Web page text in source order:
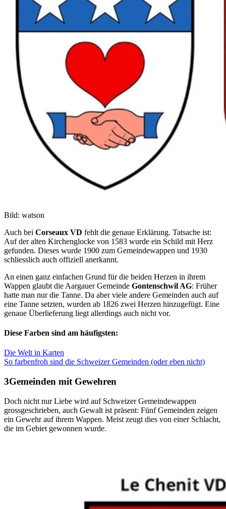
Bild: watson
Auch bei Corseaux VD fehlt die genaue Erklärung. Tatsache ist:
Auf der alten Kirchenglocke von 1583 wurde ein Schild mit Herz
gefunden. Dieses wurde 1900 zum Gemeindewappen und 1930
schliesslich auch offiziell anerkannt.
An einen ganz einfachen Grund für die beiden Herzen in ihrem
Wappen glaubt die Aargauer Gemeinde Gontenschwil AG: Früher
hatte man nur die Tanne. Da aber viele andere Gemeinden auch auf
eine Tanne setzten, wurden ab 1826 zwei Herzen hinzugefügt. Eine
genaue Überlieferung liegt allerdings auch nicht vor.
Diese Farben sind am häufigsten:
Die Welt in Karten
So farbenfroh sind die Schweizer Gemeinden (oder eben nicht)
Gemeinden mit Gewehren
Doch nicht nur Liebe wird auf Schweizer Gemeindewappen
grossgeschrieben, auch Gewalt ist präsent: Fünf Gemeinden zeigen
ein Gewehr auf ihrem Wappen. Meist zeugt dies von einer Schlacht,
die im Gebiet gewonnen wurde.